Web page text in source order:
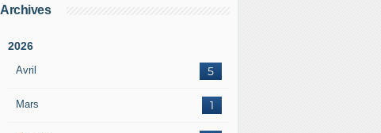
Archives
2026
Avril 5
Mars 1